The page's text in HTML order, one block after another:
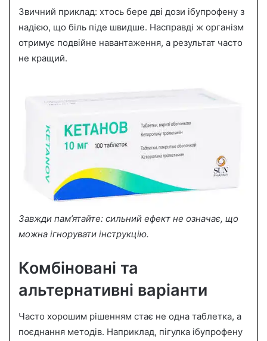
Звичний приклад: хтось бере дві дози ібупрофену з
надією, що біль піде швидше. Насправді ж організм
отримує подвійне навантаження, а результат часто
не кращий.
Завжди пам’ятайте: сильний ефект не означає, що
можна ігнорувати інструкцію.
Комбіновані та
альтернативні варіанти
Часто хорошим рішенням стає не одна таблетка, а
поєднання методів. Наприклад, пігулка ібупрофену